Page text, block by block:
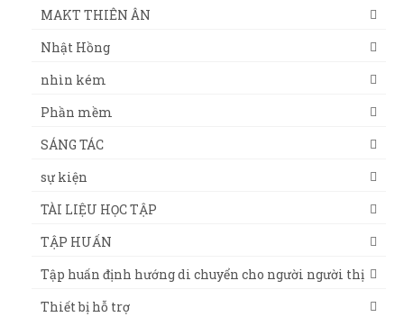
MAKT THIÊN ÂN
Nhật Hồng
nhìn kém
Phần mềm
SÁNG TÁC
sự kiện
TÀI LIỆU HỌC TẬP
TẬP HUẤN
Tập huấn định hướng di chuyển cho người người thị
Thiết bị hỗ trợ